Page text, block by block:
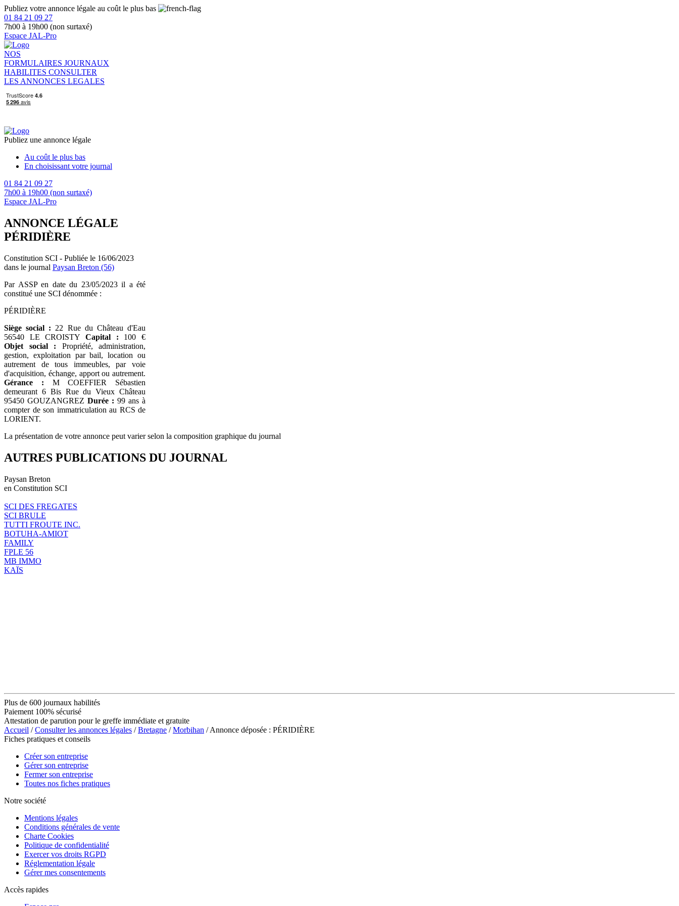
Publiez votre annonce légale au coût le plus bas
01 84 21 09 27
7h00 à 19h00 (non surtaxé)
Espace JAL-Pro
NOS
FORMULAIRES JOURNAUX
HABILITES CONSULTER
LES ANNONCES LEGALES
Publiez une annonce légale
Au coût le plus bas
En choisissant votre journal
01 84 21 09 27
7h00 à 19h00 (non surtaxé)
Espace JAL-Pro
ANNONCE LÉGALE
PÉRIDIÈRE
Constitution SCI - Publiée le 16/06/2023
dans le journal Paysan Breton (56)
Par ASSP en date du 23/05/2023 il a été
constitué une SCI dénommée :
PÉRIDIÈRE
Siège social : 22 Rue du Château d'Eau
56540 LE CROISTY Capital : 100 €
Objet social : Propriété, administration,
gestion, exploitation par bail, location ou
autrement de tous immeubles, par voie
d'acquisition, échange, apport ou autrement.
Gérance : M COEFFIER Sébastien
demeurant 6 Bis Rue du Vieux Château
95450 GOUZANGREZ Durée : 99 ans à
compter de son immatriculation au RCS de
LORIENT.
La présentation de votre annonce peut varier selon la composition graphique du journal
AUTRES PUBLICATIONS DU JOURNAL
Paysan Breton
en Constitution SCI
SCI DES FREGATES
SCI BRULE
TUTTI FROUTE INC.
BOTUHA-AMIOT
FAMILY
FPLE 56
MB IMMO
KAÏS
Plus de 600 journaux habilités
Paiement 100% sécurisé
Attestation de parution pour le greffe immédiate et gratuite
Accueil /Consulter les annonces légales /Bretagne /Morbihan / Annonce déposée : PÉRIDIÈRE
Fiches pratiques et conseils
Créer son entreprise
Gérer son entreprise
Fermer son entreprise
Toutes nos fiches pratiques
Notre société
Mentions légales
Conditions générales de vente
Charte Cookies
Politique de confidentialité
Exercer vos droits RGPD
Réglementation légale
Gérer mes consentements
Accès rapides